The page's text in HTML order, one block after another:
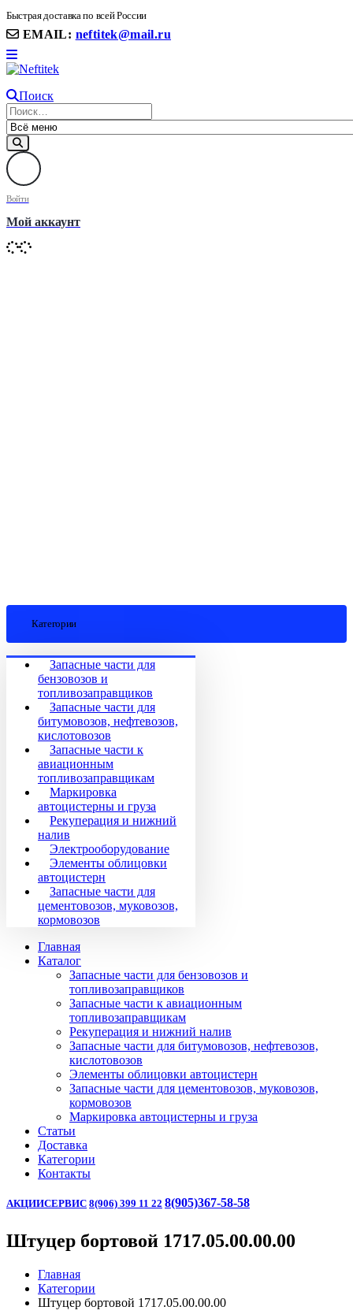
Быстрая доставка по всей России
EMAIL: neftitek@mail.ru
Поиск
Войти
Мой аккаунт
Категории
Запасные части для
бензовозов и
топливозаправщиков
Запасные части для
битумовозов, нефтевозов,
кислотовозов
Запасные части к
авиационным
топливозаправщикам
Маркировка
автоцистерны и груза
Рекуперация и нижний
налив
Электрооборудование
Элементы облицовки
автоцистерн
Запасные части для
цементовозов, муковозов,
кормовозов
Главная
Каталог
Запасные части для бензовозов и
топливозаправщиков
Запасные части к авиационным
топливозаправщикам
Рекуперация и нижний налив
Запасные части для битумовозов, нефтевозов,
кислотовозов
Элементы облицовки автоцистерн
Запасные части для цементовозов, муковозов,
кормовозов
Маркировка автоцистерны и груза
Статьи
Доставка
Категории
Контакты
АКЦИИСЕРВИС 8(906) 399 11 22 8(905)367-58-58
Штуцер бортовой 1717.05.00.00.00
Главная
Категории
Штуцер бортовой 1717.05.00.00.00
8(906) 399 11 22 | 8(905)367-58-58